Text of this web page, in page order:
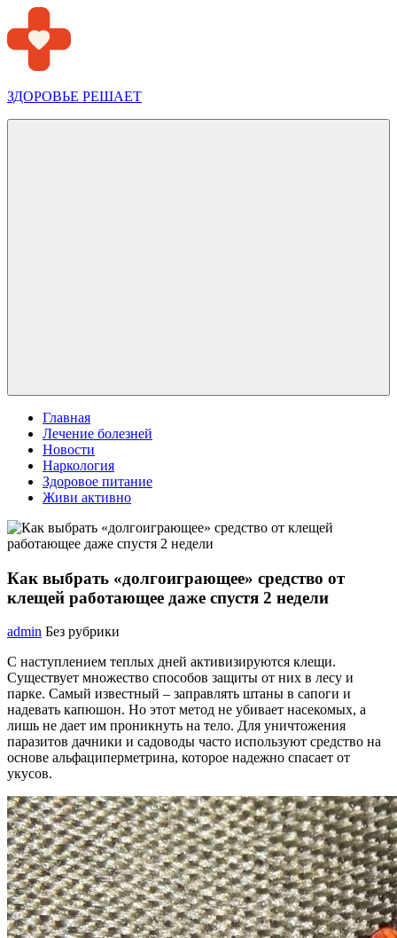
Перейти
к
содержимому
ЗДОРОВЬЕ РЕШАЕТ
Главная
Лечение болезней
Новости
Наркология
Здоровое питание
Живи активно
Как выбрать «долгоиграющее» средство от
клещей работающее даже спустя 2 недели
admin Без рубрики
С наступлением теплых дней активизируются клещи.
Существует множество способов защиты от них в лесу и
парке. Самый известный – заправлять штаны в сапоги и
надевать капюшон. Но этот метод не убивает насекомых, а
лишь не дает им проникнуть на тело. Для уничтожения
паразитов дачники и садоводы часто используют средство на
основе альфациперметрина, которое надежно спасает от
укусов.